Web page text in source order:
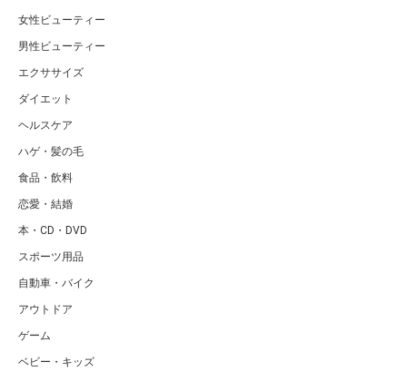
女性ビューティー
男性ビューティー
エクササイズ
ダイエット
ヘルスケア
ハゲ・髪の毛
食品・飲料
恋愛・結婚
本・CD・DVD
スポーツ用品
自動車・バイク
アウトドア
ゲーム
ベビー・キッズ